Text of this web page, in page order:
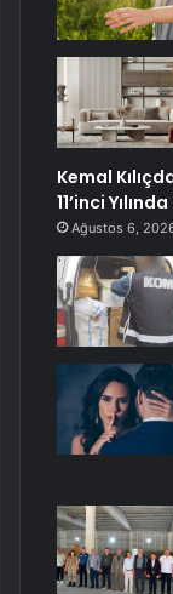
Kemal
11’inci
Ağustos 6,